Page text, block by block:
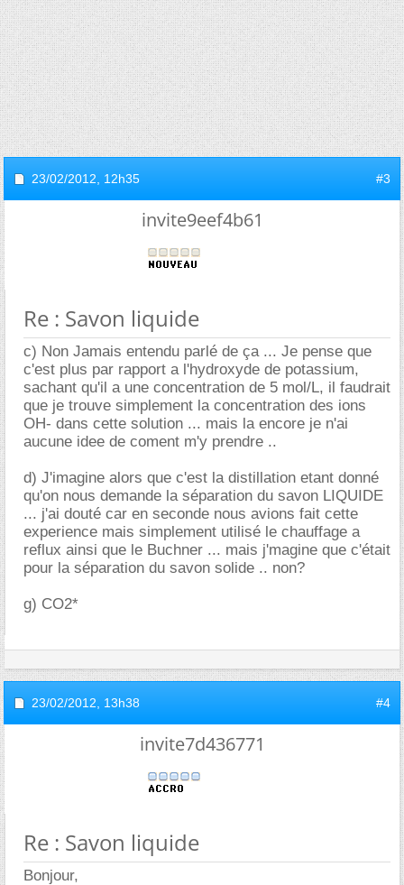
23/02/2012, 12h35 #3
invite9eef4b61
Re : Savon liquide
c) Non Jamais entendu parlé de ça ... Je pense que
c'est plus par rapport a l'hydroxyde de potassium,
sachant qu'il a une concentration de 5 mol/L, il faudrait
que je trouve simplement la concentration des ions
OH- dans cette solution ... mais la encore je n'ai
aucune idee de coment m'y prendre ..
d) J'imagine alors que c'est la distillation etant donné
qu'on nous demande la séparation du savon LIQUIDE
... j'ai douté car en seconde nous avions fait cette
experience mais simplement utilisé le chauffage a
reflux ainsi que le Buchner ... mais j'magine que c'était
pour la séparation du savon solide .. non?
g) CO2*
23/02/2012, 13h38 #4
invite7d436771
Re : Savon liquide
Bonjour,